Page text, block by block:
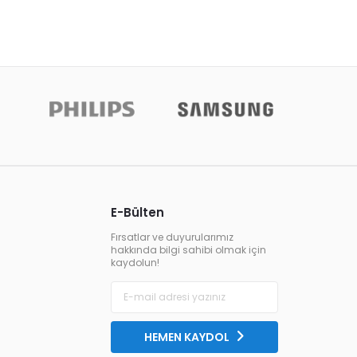
E-Bülten
Fırsatlar ve duyurularımız
hakkında bilgi sahibi olmak için
kaydolun!
HEMEN KAYDOL